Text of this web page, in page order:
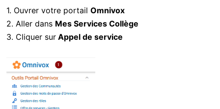
1. Ouvrer votre portail Omnivox
2. Aller dans Mes Services Collège
3. Cliquer surAppel de service